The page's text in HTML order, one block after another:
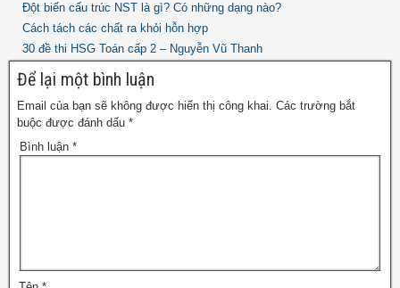
Đột biến cấu trúc NST là gì? Có những dạng nào?
Cách tách các chất ra khỏi hỗn hợp
30 đề thi HSG Toán cấp 2 – Nguyễn Vũ Thanh
Để lại một bình luận
Email của bạn sẽ không được hiển thị công khai. Các trường bắt
buộc được đánh dấu *
Bình luận *